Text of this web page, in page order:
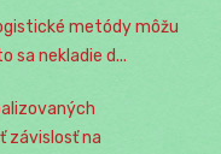
metódy môžu
sa nekladie d...
závislosť na